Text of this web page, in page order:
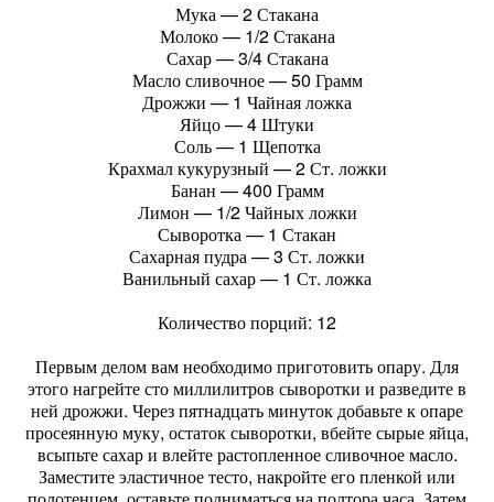
Мука — 2 Стакана
Молоко — 1/2 Стакана
Сахар — 3/4 Стакана
Масло сливочное — 50 Грамм
Дрожжи — 1 Чайная ложка
Яйцо — 4 Штуки
Соль — 1 Щепотка
Крахмал кукурузный — 2 Ст. ложки
Банан — 400 Грамм
Лимон — 1/2 Чайных ложки
Сыворотка — 1 Стакан
Сахарная пудра — 3 Ст. ложки
Ванильный сахар — 1 Ст. ложка
Количество порций: 12
Первым делом вам необходимо приготовить опару. Для
этого нагрейте сто миллилитров сыворотки и разведите в
ней дрожжи. Через пятнадцать минуток добавьте к опаре
просеянную муку, остаток сыворотки, вбейте сырые яйца,
всыпьте сахар и влейте растопленное сливочное масло.
Заместите эластичное тесто, накройте его пленкой или